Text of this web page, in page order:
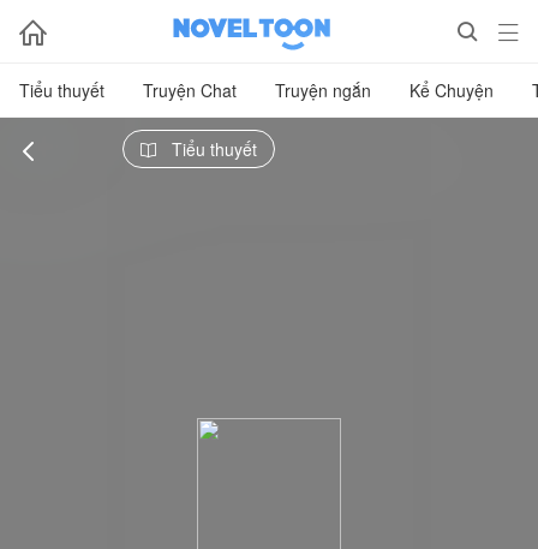
  
Tiểu thuyết Truyện Chat Truyện ngắn Kể Chuyện
  Tiểu thuyết